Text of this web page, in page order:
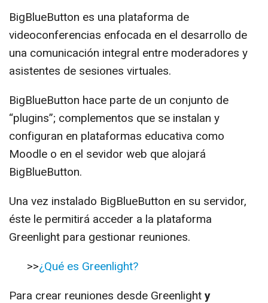
BigBlueButton es una plataforma de
videoconferencias enfocada en el desarrollo de
una comunicación integral entre moderadores y
asistentes de sesiones virtuales.
BigBlueButton hace parte de un conjunto de
“plugins”; complementos que se instalan y
configuran en plataformas educativa como
Moodle o en el sevidor web que alojará
BigBlueButton.
Una vez instalado BigBlueButton en su servidor,
éste le permitirá acceder a la plataforma
Greenlight para gestionar reuniones.
>>¿Qué es Greenlight?
Para crear reuniones desde Greenlight y